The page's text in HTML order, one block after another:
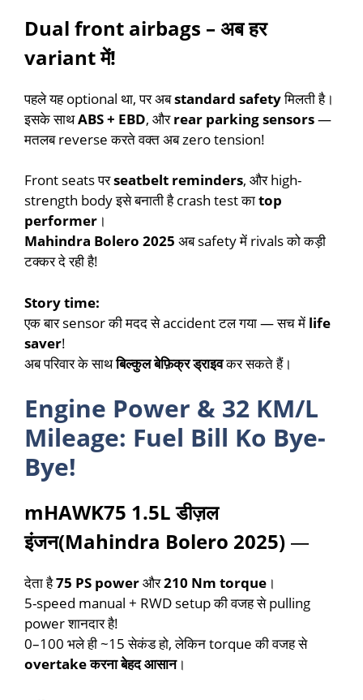
Dual front airbags – अब हर
variant में!
पहले यह optional था, पर अबstandard safetyमिलती है।
इसके साथABS + EBD, औरrear parking sensors—
मतलब reverse करते वक्त अब zero tension!
Front seats परseatbelt reminders, और high-
strength body इसे बनाती है crash test काtop
performer ।
Mahindra Bolero 2025 अब safety में rivals को कड़ी
टक्कर दे रही है!
Story time:
एक बार sensor की मदद से accident टल गया — सच में life
saver!
अब परिवार के साथबिल्कुल बेफ़िक्र ड्राइवकर सकते हैं।
Engine Power & 32 KM/L
Mileage: Fuel Bill Ko Bye-
Bye!
mHAWK75 1.5L डीज़ल
इंजन(Mahindra Bolero 2025) —
देता है75 PS powerऔर210 Nm torque ।
5-speed manual + RWD setup की वजह से pulling
power शानदार है!
0–100 भले ही ~15 सेकंड हो, लेकिन torque की वजह से
overtake करना बेहद आसान।